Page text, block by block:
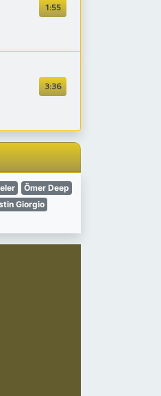
1:55
3:36
Ömer Deep
Giorgio